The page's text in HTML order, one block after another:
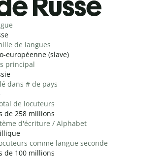
de langues
européenne (slave)
principal
dans # de pays
de locuteurs
de 258 millions
d'écriture / Alphabet
comme langue seconde
de 100 millions